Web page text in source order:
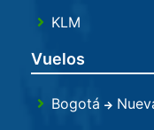
KLM
Kuwait
Vuelos
Bogotá